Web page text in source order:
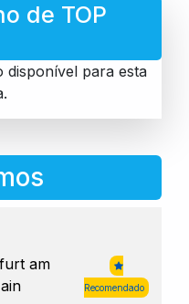
de TOP
disponível para esta
am
Recomendado